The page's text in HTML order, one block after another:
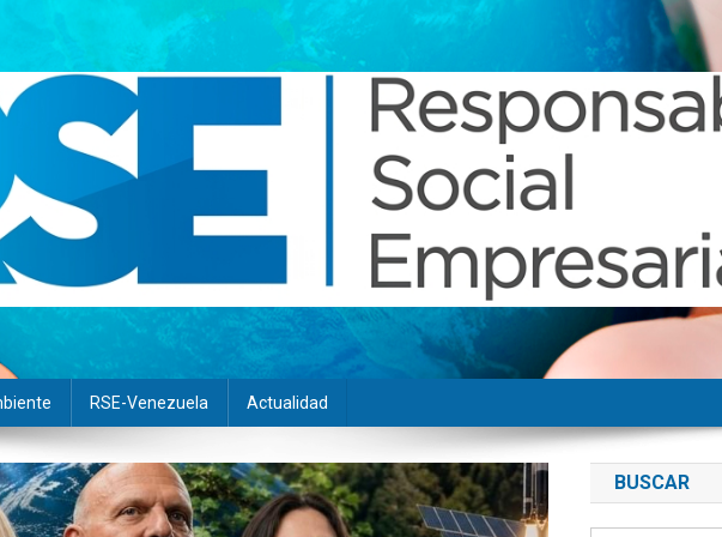
RSE-Venezuela Actualidad
BUSCAR